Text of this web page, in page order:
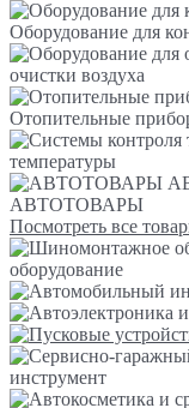
Оборудование для
очистки воздуха
Отопительные
температуры
АВТОТОВАРЫ
Посмотреть все
оборудование
инструмент